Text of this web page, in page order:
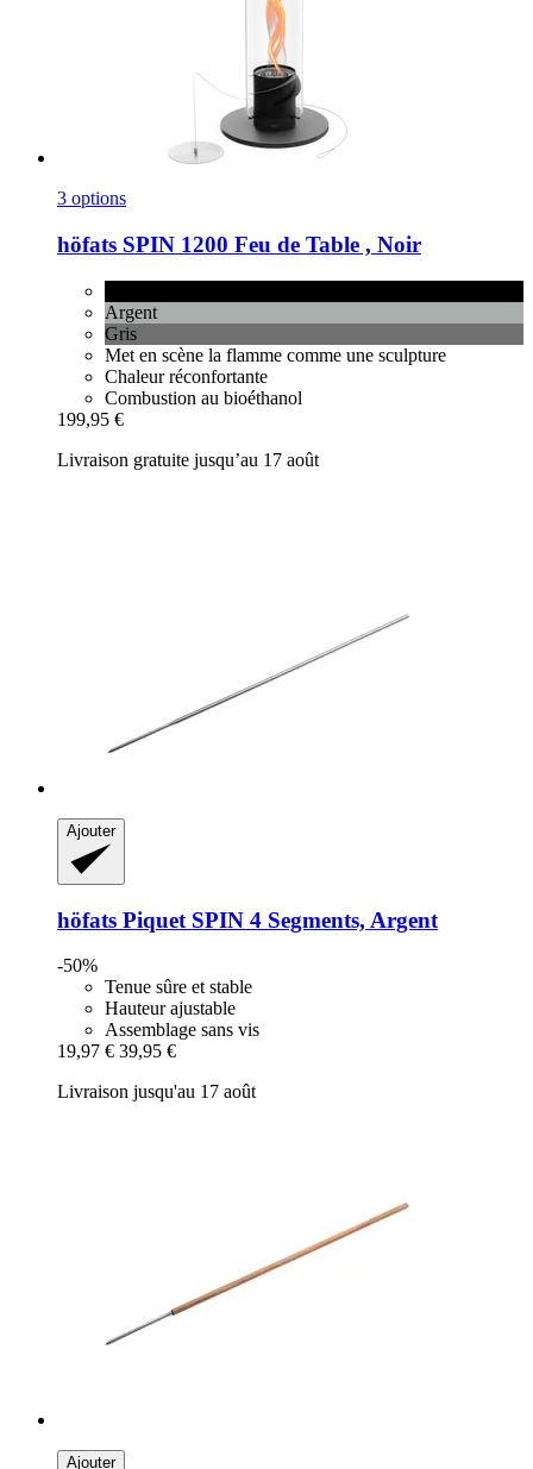
3 options
höfats SPIN 1200 Feu de Table , Noir
Argent
Gris
Met en scène la flamme comme une sculpture
Chaleur réconfortante
Combustion au bioéthanol
199,95 €
Livraison gratuite jusqu’au 17 août
Ajouter
höfats Piquet SPIN 4 Segments, Argent
-50%
Tenue sûre et stable
Hauteur ajustable
Assemblage sans vis
19,97 € 39,95 €
Livraison jusqu'au 17 août
Ajouter